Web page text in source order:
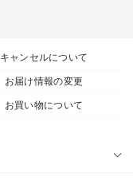
キャンセルについて
お届け情報の変更
お買い物について